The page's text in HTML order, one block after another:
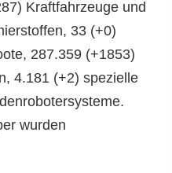
Kraftfahrzeuge und
33 (+0)
287.359 (+1853)
4.181 (+2) spezielle
wurden